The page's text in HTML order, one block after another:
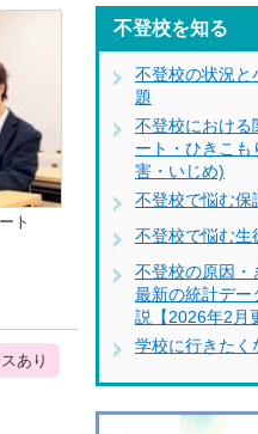
ト
あり
不登校を知る
不登校の状況と
題
不登校における
ート・ひきこも
害・いじめ)
不登校で悩む保
不登校で悩む生
不登校の原因・
最新の統計デー
説【2026年2月
学校に行きたく